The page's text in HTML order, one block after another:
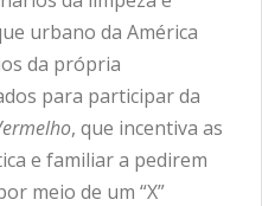
urbano da América
da própria
para participar da
, que incentiva as
e familiar a pedirem
meio de um “X”